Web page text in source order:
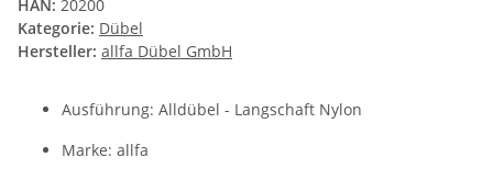
HAN: 20200
Kategorie: Dübel
Hersteller: allfa Dübel GmbH
Ausführung: Alldübel - Langschaft Nylon
Marke: allfa